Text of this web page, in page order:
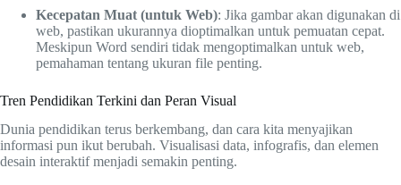
Kecepatan Muat (untuk Web): Jika gambar akan digunakan di
web, pastikan ukurannya dioptimalkan untuk pemuatan cepat.
Meskipun Word sendiri tidak mengoptimalkan untuk web,
pemahaman tentang ukuran file penting.
Tren Pendidikan Terkini dan Peran Visual
Dunia pendidikan terus berkembang, dan cara kita menyajikan
informasi pun ikut berubah. Visualisasi data, infografis, dan elemen
desain interaktif menjadi semakin penting.